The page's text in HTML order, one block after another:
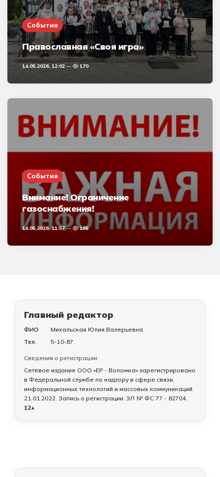
События
Православная «Своя игра»
14.05.2026, 12:02 170
События
Внимание! Ограничение
газоснабжения!
14.05.2026, 11:57 165
Главный редактор
ФИО
Михальская Юлия Валерьевна
Тел.
5-10-87
Сведения о регистрации
Сетевое издание ООО «ЕР - Воложка» зарегистрировано
в Федеральной службе по надзору в сфере связи,
информационных технологий и массовых коммуникаций
21.01.2022. Запись о регистрации: ЭЛ № ФС 77 - 82704.
12+